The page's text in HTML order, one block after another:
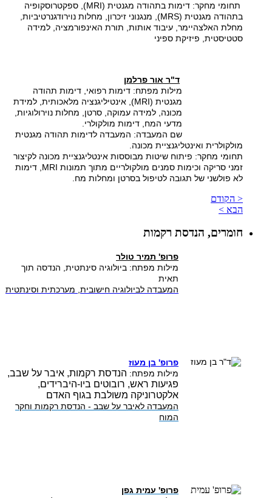
תחומי מחקר: דימות בתהודה מגנטית (MRI), ספקטרוסקופיה
בתהודה מגנטית (MRS), מנגנוני זיכרון, מחלות נוירודגנרטיביות,
מחלת האלצהיימר, עיבוד אותות, תורת האינפורמציה, למידה
סטטיסטית, פיזיקת ספיני
ד"ר אור פרלמן
מילות מפתח: דימות רפואי, דימות תהודה
מגנטית (MRI), אינטיליגנציה מלאכותית, למידת
מכונה, למידה עמוקה, סרטן, מחלות נוירולוגיות,
מדעי המח, דימות מולקולרי.
שם המעבדה: המעבדה לדימות תהודה מגנטית
מולקולרית ואינטליגנציית מכונה.
תחומי מחקר: פיתוח שיטות מבוססות אינטליגנציית מכונה לקיצור
זמני סריקה וכימות סמנים מולקולריים מתוך תמונות MRI , דימות
לא פולשני של תגובה לטיפול בסרטן ומחלות מח.
< הקודם
הבא >
חומרים, הנדסת רקמות
פרופ' תמיר טולר
מילות מפתח: ביולוגיה סינתטית, הנדסה תוך
תאית
המעבדה לביולוגיה חישובית, מערכתית וסינתטית
פרופ' בן מעוז
מילות מפתח: הנדסת רקמות, איבר על שבב,
פגיעות ראש, רובוטים ביו-היברידים,
אלקטרוניקה משולבת בגוף האדם
המעבדה לאיבר על שבב - הנדסת רקמות וחקר
המוח
פרופ' עמית גפן